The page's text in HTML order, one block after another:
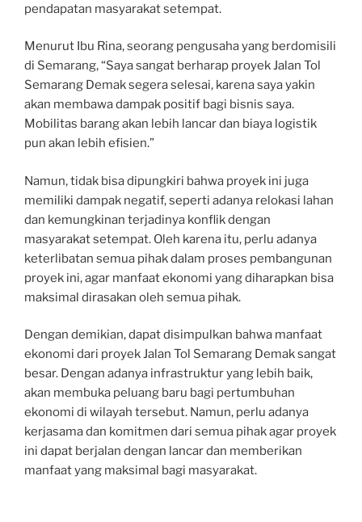
pendapatan masyarakat setempat.
Menurut Ibu Rina, seorang pengusaha yang berdomisili
di Semarang, “Saya sangat berharap proyek Jalan Tol
Semarang Demak segera selesai, karena saya yakin
akan membawa dampak positif bagi bisnis saya.
Mobilitas barang akan lebih lancar dan biaya logistik
pun akan lebih efisien.”
Namun, tidak bisa dipungkiri bahwa proyek ini juga
memiliki dampak negatif, seperti adanya relokasi lahan
dan kemungkinan terjadinya konflik dengan
masyarakat setempat. Oleh karena itu, perlu adanya
keterlibatan semua pihak dalam proses pembangunan
proyek ini, agar manfaat ekonomi yang diharapkan bisa
maksimal dirasakan oleh semua pihak.
Dengan demikian, dapat disimpulkan bahwa manfaat
ekonomi dari proyek Jalan Tol Semarang Demak sangat
besar. Dengan adanya infrastruktur yang lebih baik,
akan membuka peluang baru bagi pertumbuhan
ekonomi di wilayah tersebut. Namun, perlu adanya
kerjasama dan komitmen dari semua pihak agar proyek
ini dapat berjalan dengan lancar dan memberikan
manfaat yang maksimal bagi masyarakat.